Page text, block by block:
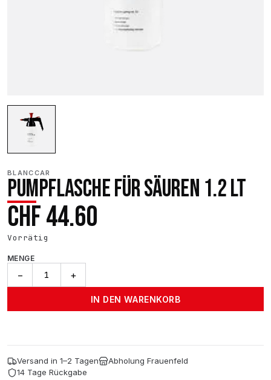
BLANCCAR
PUMPFLASCHE FÜR SÄUREN 1.2 LT
CHF44.60
Vorrätig
MENGE
− +
IN DEN WARENKORB
Versand in 1–2 Tagen
Abholung Frauenfeld
14 Tage Rückgabe